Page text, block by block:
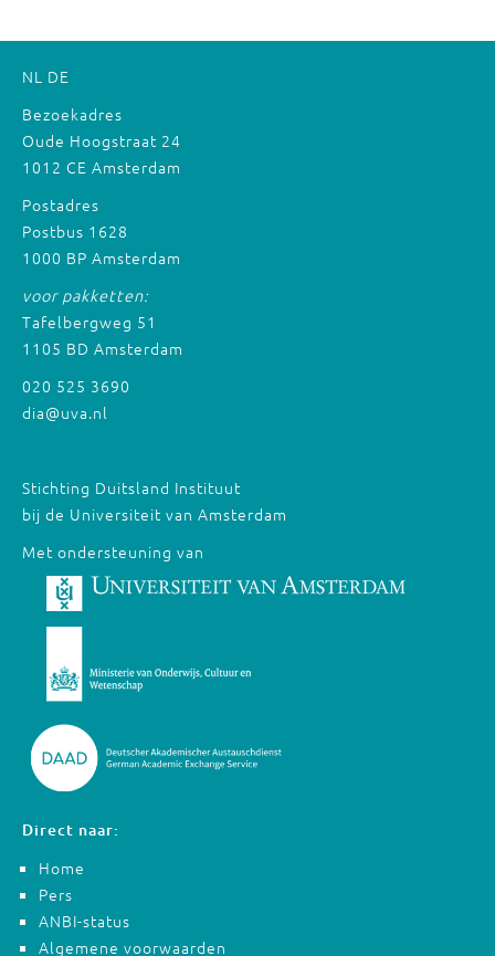
NL DE
Bezoekadres
Oude Hoogstraat 24
1012 CE Amsterdam
Postadres
Postbus 1628
1000 BP Amsterdam
voor pakketten:
Tafelbergweg 51
1105 BD Amsterdam
020 525 3690
dia@uva.nl
Stichting Duitsland Instituut
bij de Universiteit van Amsterdam
Met ondersteuning van
Direct naar:
Home
Pers
ANBI-status
Algemene voorwaarden